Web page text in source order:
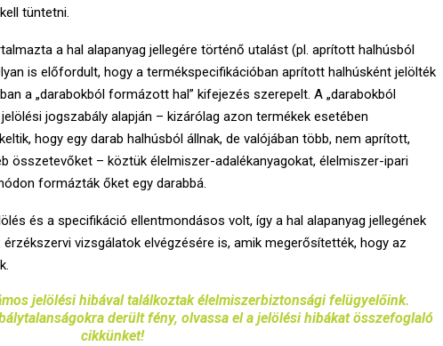
tüntetni.
a hal alapanyag jellegére történő utalást (pl. aprított halhúsból
is előfordult, hogy a termékspecifikációban aprított halhúsként jelölték
a „darabokból formázott hal” kifejezés szerepelt. A „darabokból
jogszabály alapján – kizárólag azon termékek esetében
hogy egy darab halhúsból állnak, de valójában több, nem aprított,
összetevőket – köztük élelmiszer-adalékanyagokat, élelmiszer-ipari
formázták őket egy darabbá.
és a specifikáció ellentmondásos volt, így a hal alapanyag jellegének
vizsgálatok elvégzésére is, amik megerősítették, hogy az
jelölési hibával találkoztak élelmiszerbiztonsági felügyelőink.
derült fény, olvassa el a jelölési hibákat összefoglaló
cikkünket!